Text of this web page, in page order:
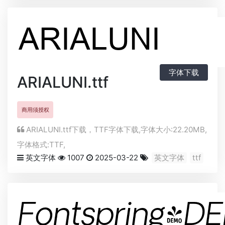
ARIALUNI.ttf
字体下载
商用须授权
ARIALUNI.ttf下载， TTF字体下载,字体大小:22.20MB,
字体格式:TTF,
英文字体
1007 2025-03-22 英文字体 ttf